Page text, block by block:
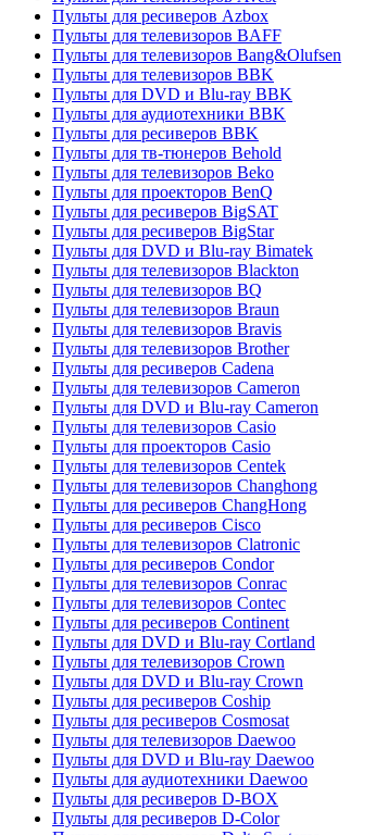
Пульты для ресиверов Azbox
Пульты для телевизоров BAFF
Пульты для телевизоров Bang&Olufsen
Пульты для телевизоров BBK
Пульты для DVD и Blu-ray BBK
Пульты для аудиотехники BBK
Пульты для ресиверов BBK
Пульты для тв-тюнеров Behold
Пульты для телевизоров Beko
Пульты для проекторов BenQ
Пульты для ресиверов BigSAT
Пульты для ресиверов BigStar
Пульты для DVD и Blu-ray Bimatek
Пульты для телевизоров Blackton
Пульты для телевизоров BQ
Пульты для телевизоров Braun
Пульты для телевизоров Bravis
Пульты для телевизоров Brother
Пульты для ресиверов Cadena
Пульты для телевизоров Cameron
Пульты для DVD и Blu-ray Cameron
Пульты для телевизоров Casio
Пульты для проекторов Casio
Пульты для телевизоров Centek
Пульты для телевизоров Changhong
Пульты для ресиверов ChangHong
Пульты для ресиверов Cisco
Пульты для телевизоров Clatronic
Пульты для ресиверов Condor
Пульты для телевизоров Conrac
Пульты для телевизоров Contec
Пульты для ресиверов Continent
Пульты для DVD и Blu-ray Cortland
Пульты для телевизоров Crown
Пульты для DVD и Blu-ray Crown
Пульты для ресиверов Coship
Пульты для ресиверов Cosmosat
Пульты для телевизоров Daewoo
Пульты для DVD и Blu-ray Daewoo
Пульты для аудиотехники Daewoo
Пульты для ресиверов D-BOX
Пульты для ресиверов D-Color